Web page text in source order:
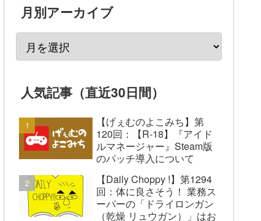
月別アーカイブ
人気記事（直近30日間）
【げぇむのよこみち】第
120回：【R-18】『アイド
ルマネージャー』Steam版
のパッチ導入について
【Daily Choppy !】第1294
回：体に良さそう！ 業務ス
ーパーの「ドライロンガン
（乾燥 リュウガン）」はお